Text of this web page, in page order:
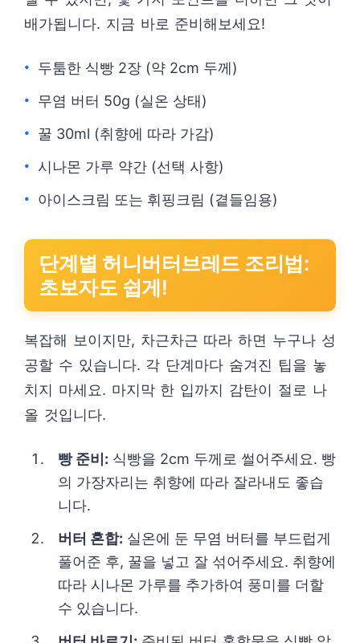
배가됩니다. 지금 바로 준비해보세요!
두툼한 식빵 2장 (약 2cm 두께)
무염 버터 50g (실온 상태)
꿀 30ml (취향에 따라 가감)
시나몬 가루 약간 (선택 사항)
아이스크림 또는 휘핑크림 (곁들임용)
단계별 허니버터브레드 조리법:
초보자도 쉽게!
복잡해 보이지만, 차근차근 따라 하면 누구나 성
공할 수 있습니다. 각 단계마다 숨겨진 팁을 놓
치지 마세요. 마지막 한 입까지 감탄이 절로 나
올 것입니다.
빵 준비: 식빵을 2cm 두께로 썰어주세요. 빵
의 가장자리는 취향에 따라 잘라내도 좋습
니다.
버터 혼합: 실온에 둔 무염 버터를 부드럽게
풀어준 후, 꿀을 넣고 잘 섞어주세요. 취향에
따라 시나몬 가루를 추가하여 풍미를 더할
수 있습니다.